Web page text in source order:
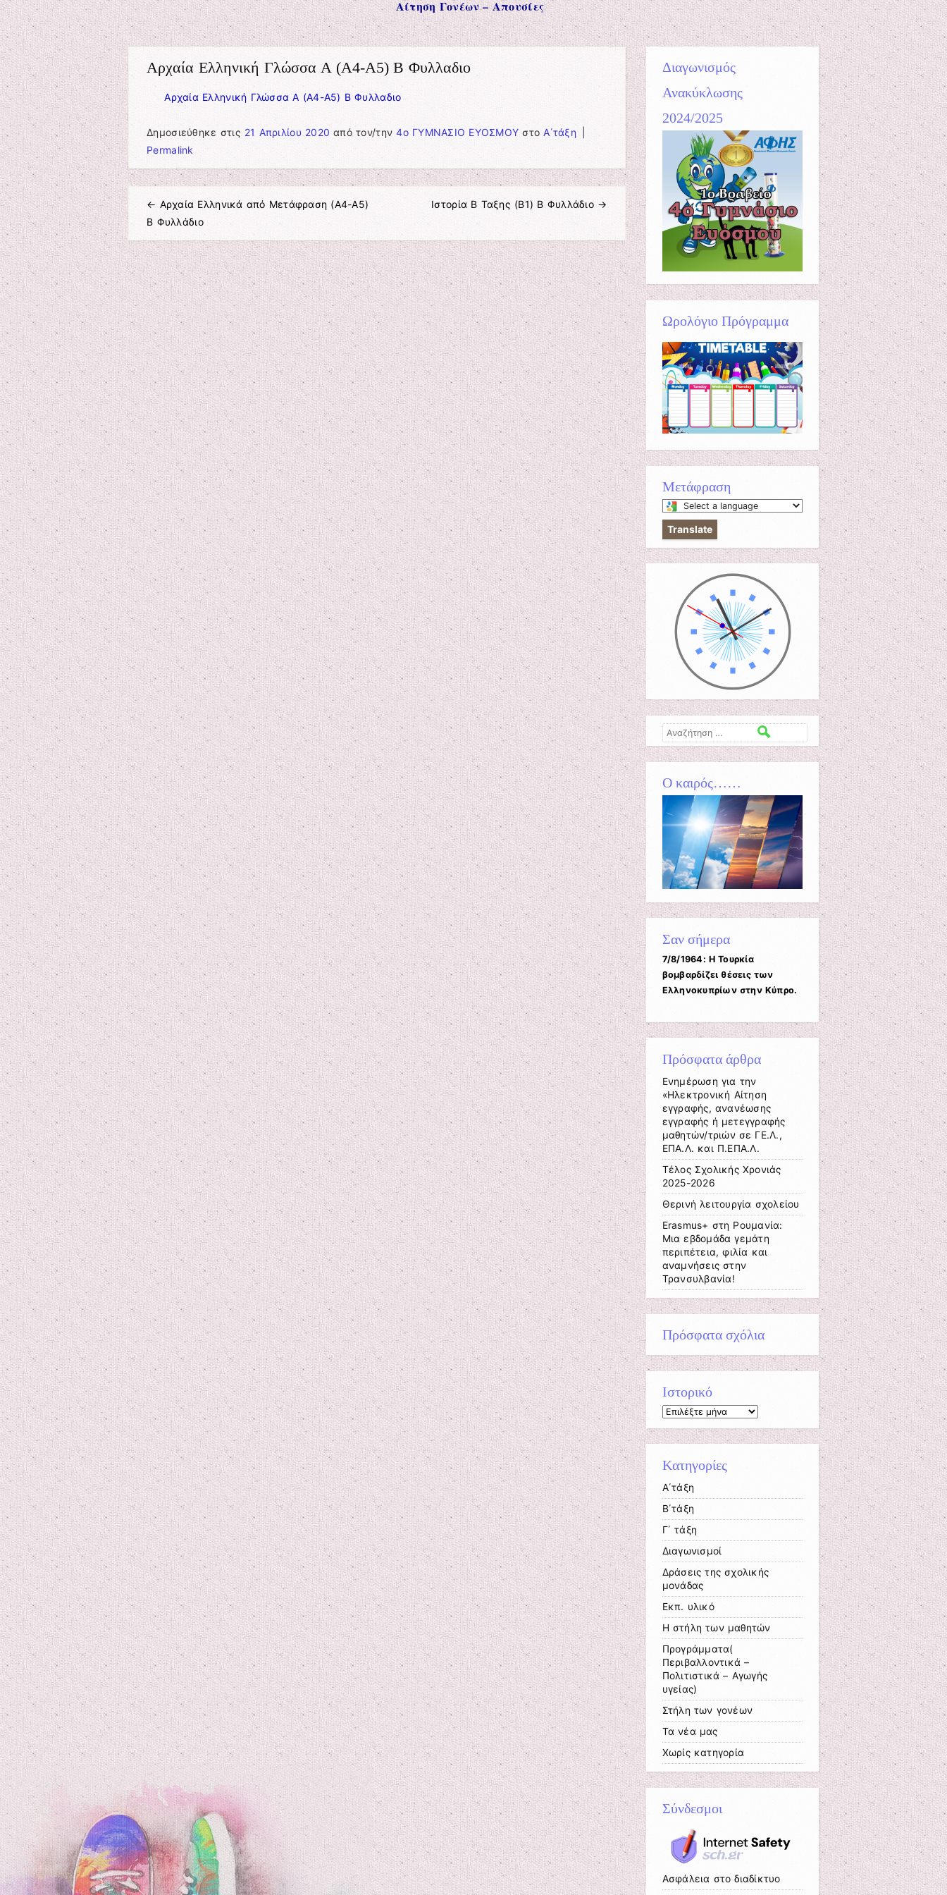
Αίτηση Γονέων – Απουσίες
Αρχαία Ελληνική Γλώσσα Α (Α4-Α5) Β Φυλλαδιο
Αρχαία Ελληνική Γλώσσα Α (Α4-Α5) Β Φυλλαδιο
Δημοσιεύθηκε στις 21 Απριλίου 2020 από τον/την4ο ΓΥΜΝΑΣΙΟ ΕΥΟΣΜΟΥ στοΑ΄τάξη
Permalink
Πλοήγηση άρθρων
← Αρχαία Ελληνικά από Μετάφραση (Α4-Α5)
Β Φυλλάδιο
Ιστορία Β Ταξης (Β1) B Φυλλάδιο →
Διαγωνισμός
Ανακύκλωσης
2024/2025
Ωρολόγιο Πρόγραμμα
Μετάφραση
Select
a
language
to
page
Translate
Αναζήτηση
Ο καιρός……
Σαν σήμερα
7/8/1964: Η Τουρκία
βομβαρδίζει θέσεις των
Ελληνοκυπρίων στην Κύπρο.
Πρόσφατα άρθρα
Ενημέρωση για την
«Ηλεκτρονική Αίτηση
εγγραφής, ανανέωσης
εγγραφής ή μετεγγραφής
μαθητών/τριών σε ΓΕ.Λ.,
ΕΠΑ.Λ. και Π.ΕΠΑ.Λ.
Tέλος Σχολικής Χρονιάς
2025-2026
Θερινή λειτουργία σχολείου
Erasmus+ στη Ρουμανία:
Μια εβδομάδα γεμάτη
περιπέτεια, φιλία και
αναμνήσεις στην
Τρανσυλβανία!
Πρόσφατα σχόλια
Ιστορικό
Ιστορικό
Kατηγορίες
Α΄τάξη
Β΄τάξη
Γ΄ τάξη
Διαγωνισμοί
Δράσεις της σχολικής
μονάδας
Εκπ. υλικό
Η στήλη των μαθητών
Προγράμματα(
Περιβαλλοντικά –
Πολιτιστικά – Αγωγής
υγείας)
Στήλη των γονέων
Τα νέα μας
Χωρίς κατηγορία
Σύνδεσμοι
Ασφάλεια στο διαδίκτυο